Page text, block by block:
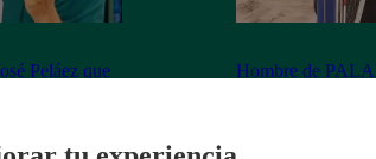
Peláez que
Hombre de